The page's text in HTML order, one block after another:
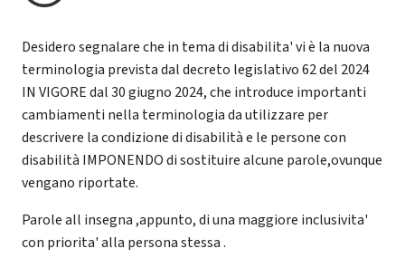
Desidero segnalare che in tema di disabilita' vi è la nuova
terminologia prevista dal decreto legislativo 62 del 2024
IN VIGORE dal 30 giugno 2024, che introduce importanti
cambiamenti nella terminologia da utilizzare per
descrivere la condizione di disabilità e le persone con
disabilità IMPONENDO di sostituire alcune parole,ovunque
vengano riportate.
Parole all insegna ,appunto, di una maggiore inclusivita'
con priorita' alla persona stessa .